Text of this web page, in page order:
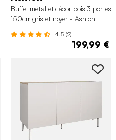
Buffet métal et décor bois 3 portes
150cm gris et noyer - Ashton
4.5 (2)
199,99 €